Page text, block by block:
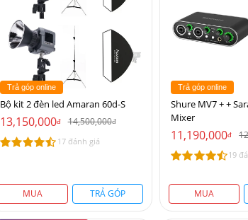
Trả góp online
Bộ kit 2 đèn led Amaran 60d-S
13,150,000đ 14,500,000đ
17 đánh giá
MUA TRẢ GÓP
Trả góp online
Shure MV7 + +
Mixer
11,190,000đ
19
MUA